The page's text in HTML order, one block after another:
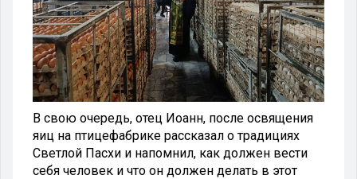
В свою очередь, отец Иоанн, после освящения
яиц на птицефабрике рассказал о традициях
Светлой Пасхи и напомнил, как должен вести
себя человек и что он должен делать в этот